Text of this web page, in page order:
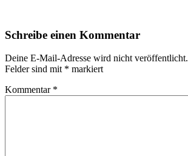
Schreibe einen Kommentar
Deine E-Mail-Adresse wird nicht veröffentlicht.
Felder sind mit * markiert
Kommentar *